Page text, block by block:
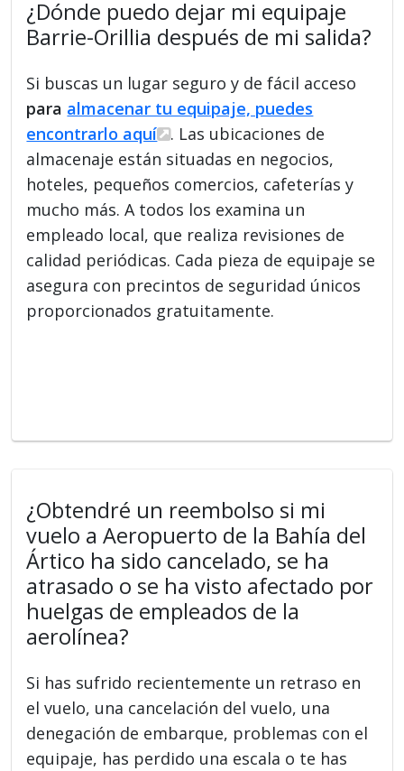
¿Dónde puedo dejar mi equipaje
Barrie-Orillia después de mi salida?
Si buscas un lugar seguro y de fácil acceso
para almacenar tu equipaje, puedes
encontrarlo aquí
. Las ubicaciones de
almacenaje están situadas en negocios,
hoteles, pequeños comercios, cafeterías y
mucho más. A todos los examina un
empleado local, que realiza revisiones de
calidad periódicas. Cada pieza de equipaje se
asegura con precintos de seguridad únicos
proporcionados gratuitamente.
¿Obtendré un reembolso si mi
vuelo a Aeropuerto de la Bahía del
Ártico ha sido cancelado, se ha
atrasado o se ha visto afectado por
huelgas de empleados de la
aerolínea?
Si has sufrido recientemente un retraso en
el vuelo, una cancelación del vuelo, una
denegación de embarque, problemas con el
equipaje, has perdido una escala o te has